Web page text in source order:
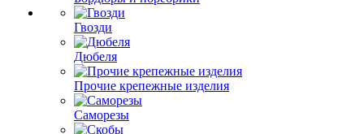
Гвозди
Дюбеля
Прочие крепежные изделия
Саморезы